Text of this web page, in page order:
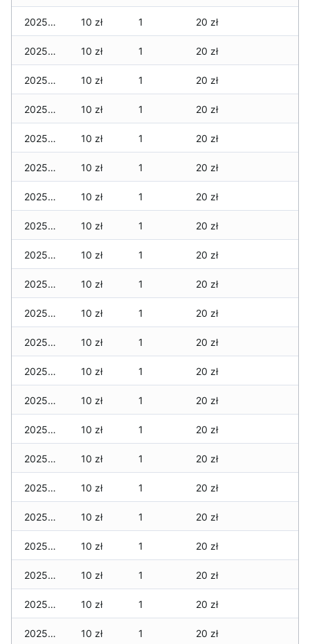
2025-12-22 10 zł 1 20 zł
2025-12-21 10 zł 1 20 zł
2025-12-20 10 zł 1 20 zł
2025-12-19 10 zł 1 20 zł
2025-12-18 10 zł 1 20 zł
2025-12-17 10 zł 1 20 zł
2025-12-16 10 zł 1 20 zł
2025-12-15 10 zł 1 20 zł
2025-12-14 10 zł 1 20 zł
2025-12-13 10 zł 1 20 zł
2025-12-12 10 zł 1 20 zł
2025-12-11 10 zł 1 20 zł
2025-12-10 10 zł 1 20 zł
2025-12-09 10 zł 1 20 zł
2025-12-08 10 zł 1 20 zł
2025-12-07 10 zł 1 20 zł
2025-12-06 10 zł 1 20 zł
2025-12-05 10 zł 1 20 zł
2025-12-04 10 zł 1 20 zł
2025-12-03 10 zł 1 20 zł
2025-12-02 10 zł 1 20 zł
2025-12-01 10 zł 1 20 zł